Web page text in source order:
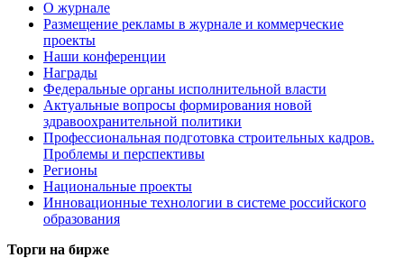
О журнале
Размещение рекламы в журнале и коммерческие
проекты
Наши конференции
Награды
Федеральные органы исполнительной власти
Актуальные вопросы формирования новой
здравоохранительной политики
Профессиональная подготовка строительных кадров.
Проблемы и перспективы
Регионы
Национальные проекты
Инновационные технологии в системе российского
образования
Торги на бирже